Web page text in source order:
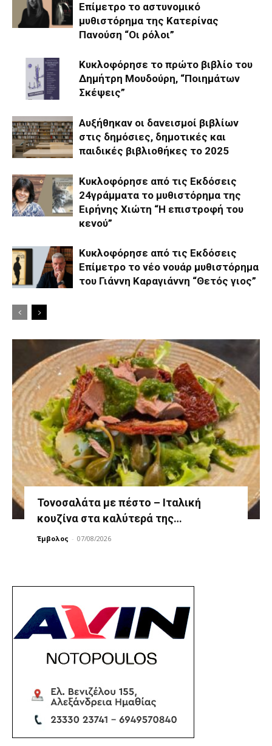
Επίμετρο το αστυνομικό
μυθιστόρημα της Κατερίνας
Πανούση “Οι ρόλοι”
Κυκλοφόρησε το πρώτο βιβλίο του
Δημήτρη Μουδούρη, “Ποιημάτων
Σκέψεις”
Αυξήθηκαν οι δανεισμοί βιβλίων
στις δημόσιες, δημοτικές και
παιδικές βιβλιοθήκες το 2025
Κυκλοφόρησε από τις Εκδόσεις
24γράμματα το μυθιστόρημα της
Ειρήνης Χιώτη “Η επιστροφή του
κενού”
Κυκλοφόρησε από τις Εκδόσεις
Επίμετρο το νέο νουάρ μυθιστόρημα
του Γιάννη Καραγιάννη “Θετός γιος”
Τονοσαλάτα με πέστο – Ιταλική
κουζίνα στα καλύτερά της…
Έμβολος - 07/08/2026